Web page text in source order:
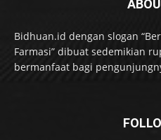
Bidhuan.id dengan slogan
Farmasi” dibuat sedemikian
bermanfaat bagi